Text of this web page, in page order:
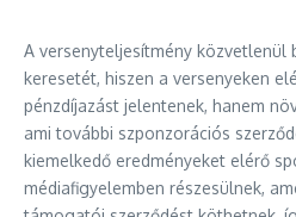
A versenyteljesítmény
keresetét, hiszen a versenyeken
pénzdíjazást jelentenek, hanem
ami további szponzorációs
kiemelkedő eredményeket elérő
médiafigyelemben részesülnek,